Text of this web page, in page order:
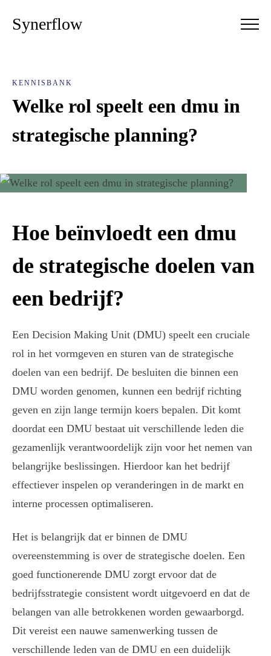
Synerflow
KENNISBANK
Welke rol speelt een dmu in
strategische planning?
Hoe beïnvloedt een dmu
de strategische doelen van
een bedrijf?
Een Decision Making Unit (DMU) speelt een cruciale
rol in het vormgeven en sturen van de strategische
doelen van een bedrijf. De besluiten die binnen een
DMU worden genomen, kunnen een bedrijf richting
geven en zijn lange termijn koers bepalen. Dit komt
doordat een DMU bestaat uit verschillende leden die
gezamenlijk verantwoordelijk zijn voor het nemen van
belangrijke beslissingen. Hierdoor kan het bedrijf
effectiever inspelen op veranderingen in de markt en
interne processen optimaliseren.
Het is belangrijk dat er binnen de DMU
overeenstemming is over de strategische doelen. Een
goed functionerende DMU zorgt ervoor dat de
bedrijfsstrategie consistent wordt uitgevoerd en dat de
belangen van alle betrokkenen worden gewaarborgd.
Dit vereist een nauwe samenwerking tussen de
verschillende leden van de DMU en een duidelijk